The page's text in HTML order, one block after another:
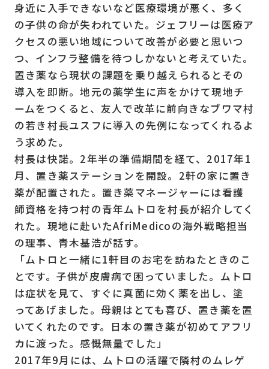
身近に入手できないなど医療環境が悪く、多く
の子供の命が失われていた。ジェフリーは医療ア
クセスの悪い地域について改善が必要と思いつ
つ、インフラ整備を待つしかないと考えていた。
置き薬なら現状の課題を乗り越えられるとその
導入を即断。地元の薬学生に声をかけて現地チ
ームをつくると、友人で改革に前向きなブワマ村
の若き村長ユスフに導入の先例になってくれるよ
う求めた。
村長は快諾。2年半の準備期間を経て、2017年1
月、置き薬ステーションを開設。2軒の家に置き
薬が配置された。置き薬マネージャーには看護
師資格を持つ村の青年ムトロを村長が紹介してく
れた。現地に赴いたAfriMedicoの海外戦略担当
の理事、青木基浩が話す。
「ムトロと一緒に1軒目のお宅を訪ねたときのこ
とです。子供が皮膚病で困っていました。ムトロ
は症状を見て、すぐに真菌に効く薬を出し、塗
ってあげました。母親はとても喜び、置き薬を置
いてくれたのです。日本の置き薬が初めてアフリ
カに渡った。感慨無量でした」
2017年9月には、ムトロの活躍で隣村のムレゲ